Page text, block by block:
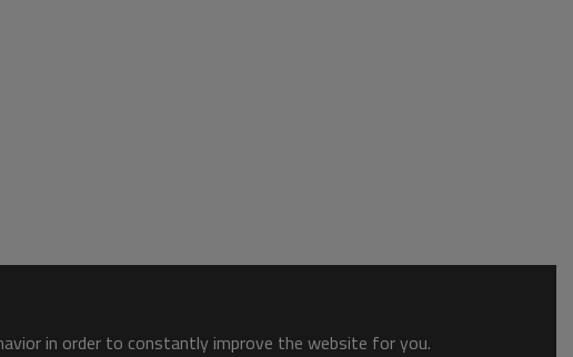
in order to constantly improve the website for you.